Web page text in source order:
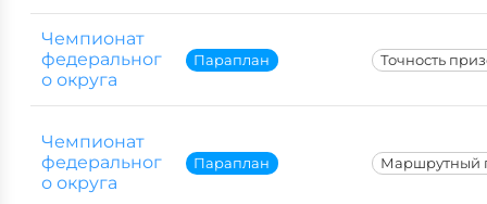
Чемпионат
федеральног
о округа
Параплан Точность
Чемпионат
федеральног
о округа
Параплан Маршрутный